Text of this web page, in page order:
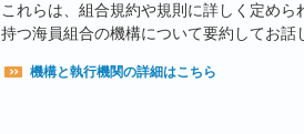
これらは、組合規約や規則に詳しく定め
持つ海員組合の機構について要約してお話
機構と執行機関の詳細はこちら